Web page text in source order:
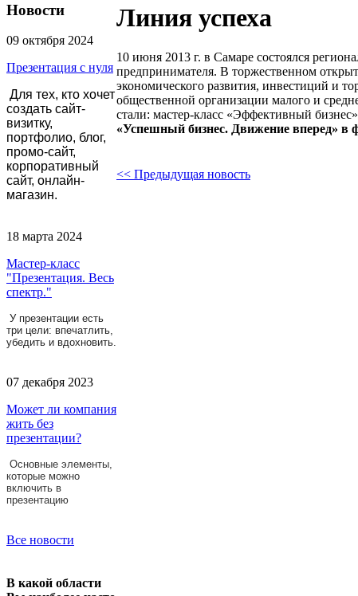
Новости
09 октября 2024
Презентация с нуля
Для тех, кто хочет
создать сайт-
визитку,
портфолио, блог,
промо-сайт,
корпоративный
сайт, онлайн-
магазин.
18 марта 2024
Мастер-класс
"Презентация. Весь
спектр."
У презентации есть
три цели: впечатлить,
убедить и вдохновить.
07 декабря 2023
Может ли компания
жить без
презентации?
Основные элементы,
которые можно
включить в
презентацию
Все новости
В какой области
Линия успеха
10 июня 2013 г. в Самаре состоялся
предпринимателя. В торжественном
экономического развития, инвестиций и
общественной организации малого и
стали: мастер-класс «Эффективный
«Успешный бизнес. Движение вперед» в
<< Предыдущая новость